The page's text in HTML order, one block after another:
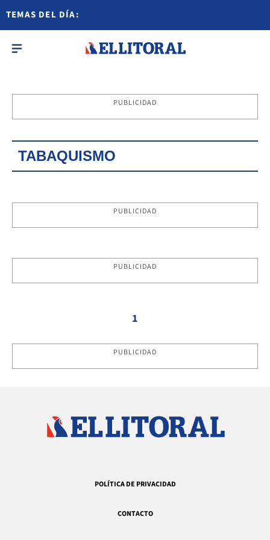
TEMAS DEL DÍA:
PUBLICIDAD
TABAQUISMO
PUBLICIDAD
PUBLICIDAD
1
PUBLICIDAD
POLÍTICA DE PRIVACIDAD
CONTACTO